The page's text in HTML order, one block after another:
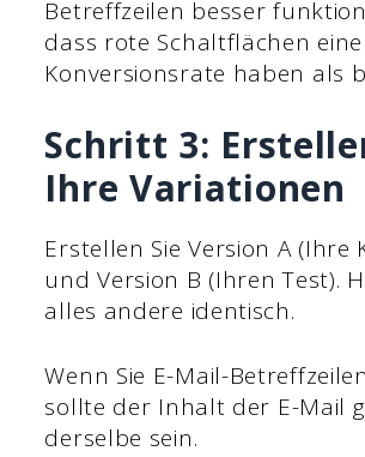
Betreffzeilen besser
dass rote Schaltflächen
Konversionsrate haben als
Schritt 3:
Ihre Variationen
Erstellen Sie Version A (Ihre
und Version B (Ihren Test).
alles andere identisch.
Wenn Sie E-Mail-
sollte der Inhalt der E-Mail
derselbe sein.